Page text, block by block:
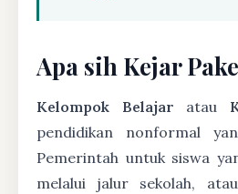
Apa sih Kejar
Kelompok Belajar atau
pendidikan nonformal
Pemerintah untuk siswa
melalui jalur sekolah,